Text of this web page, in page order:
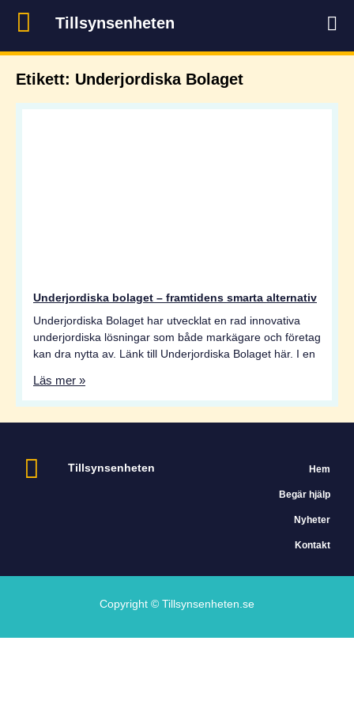
Tillsynsenheten
Etikett: Underjordiska Bolaget
Underjordiska bolaget – framtidens smarta alternativ
Underjordiska Bolaget har utvecklat en rad innovativa
underjordiska lösningar som både markägare och företag
kan dra nytta av. Länk till Underjordiska Bolaget här. I en
Läs mer »
Tillsynsenheten Hem
Begär hjälp
Nyheter
Kontakt
Copyright © Tillsynsenheten.se